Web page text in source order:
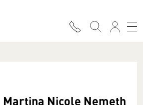
Martina Nicole Nemeth